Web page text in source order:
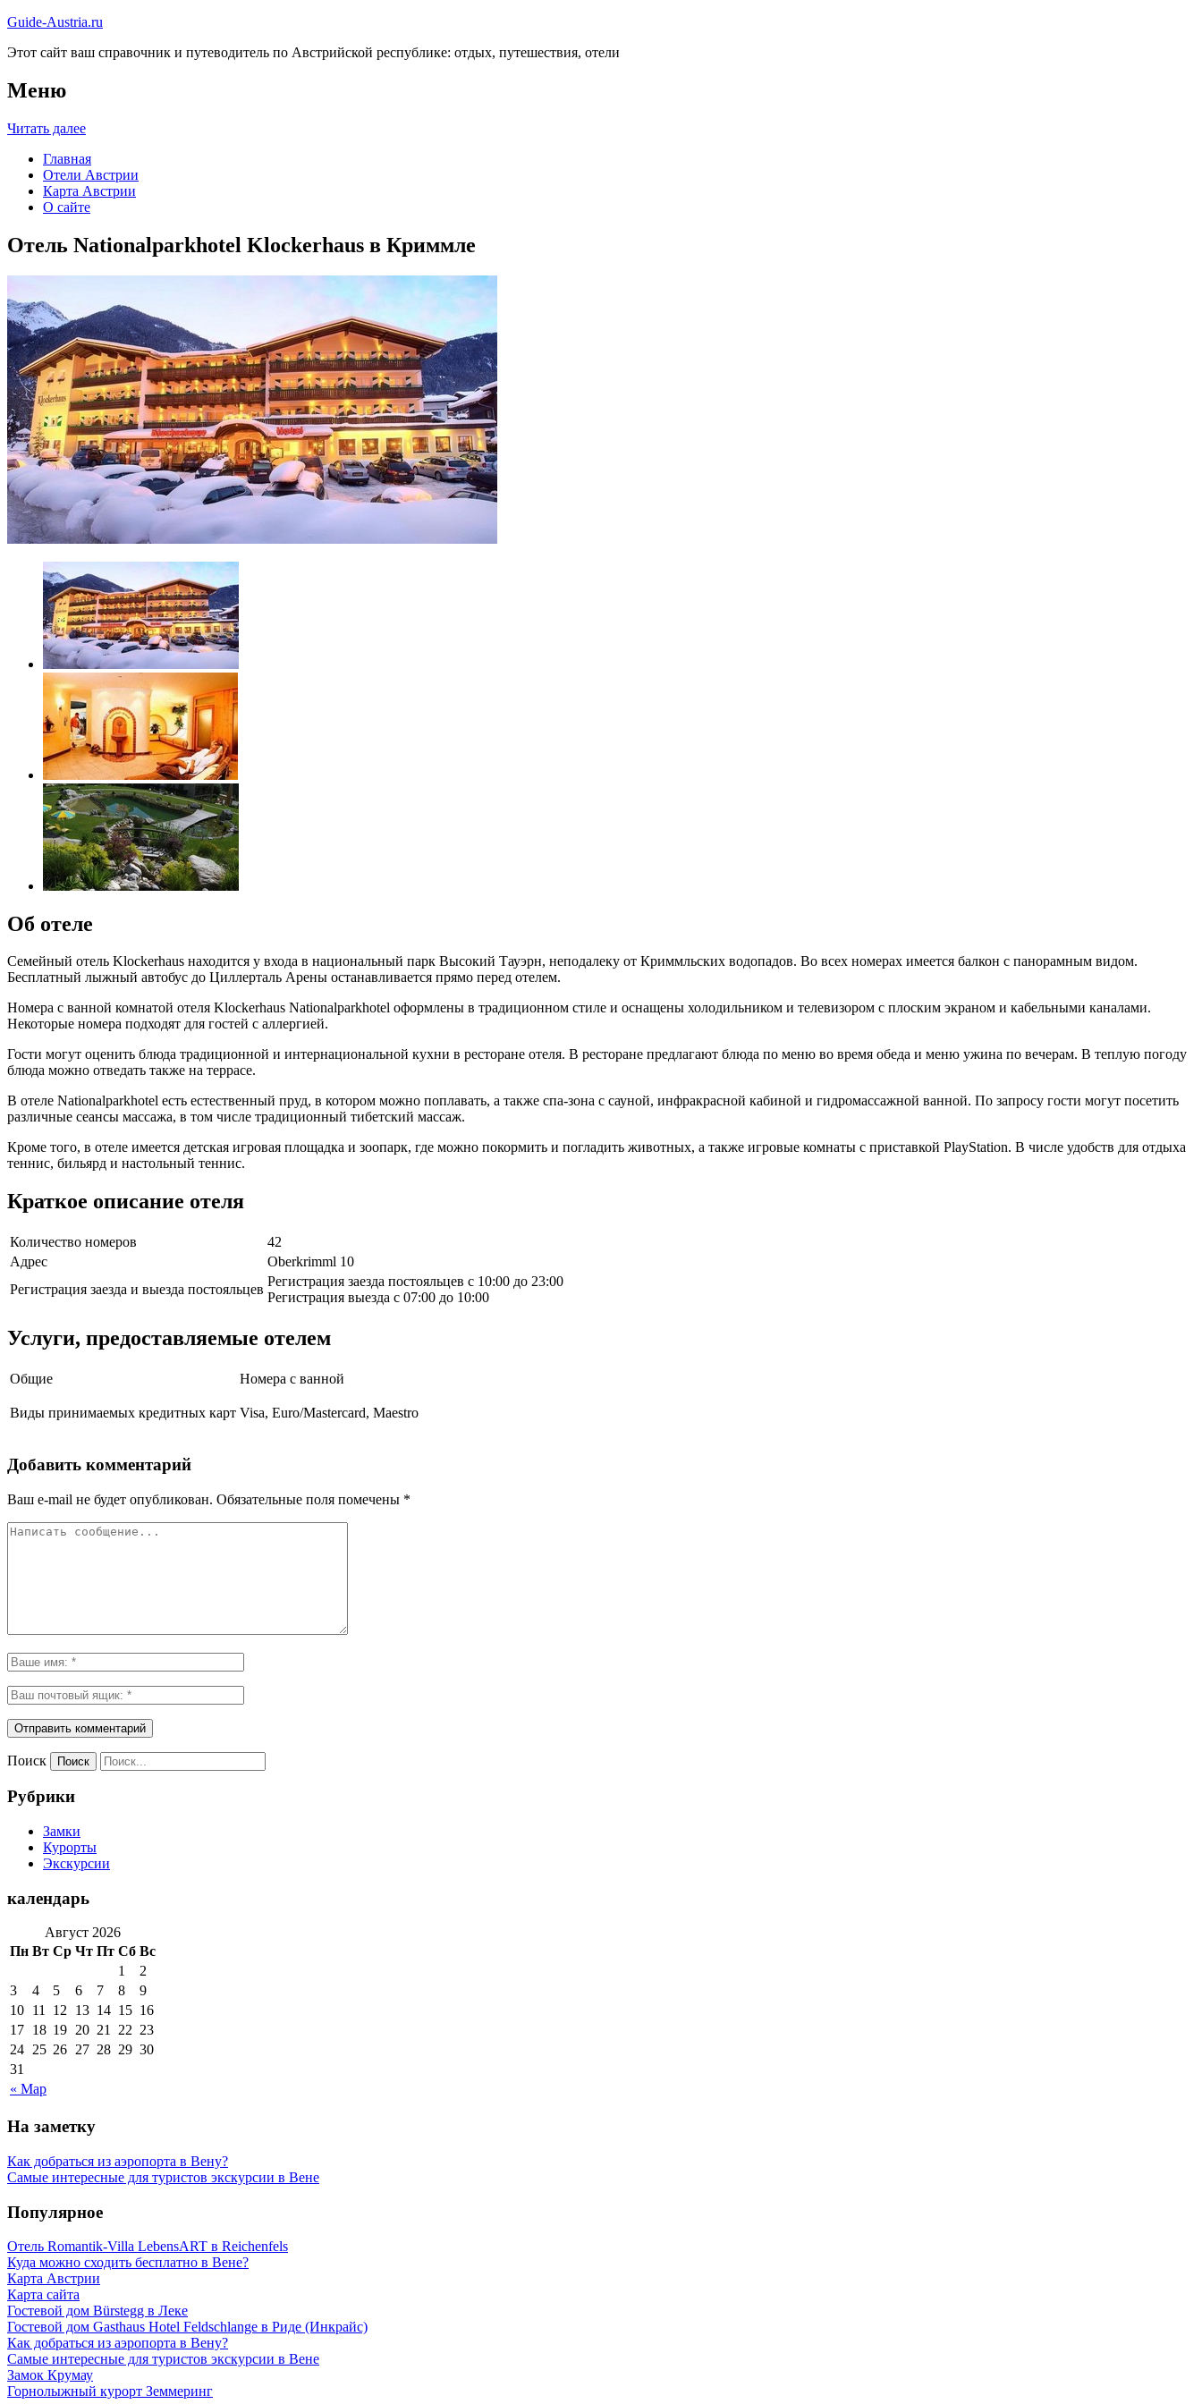
Guide-Austria.ru
Этот сайт ваш справочник и путеводитель по Австрийской республике: отдых, путешествия, отели
Меню
Читать далее
Главная
Отели Австрии
Карта Австрии
О сайте
Отель Nationalparkhotel Klockerhaus в Криммле
Об отеле
Семейный отель Klockerhaus находится у входа в национальный парк Высокий Тауэрн, неподалеку от Криммльских водопадов. Во всех номерах имеется балкон с панорамным видом.
Бесплатный лыжный автобус до Циллерталь Арены останавливается прямо перед отелем.
Номера с ванной комнатой отеля Klockerhaus Nationalparkhotel оформлены в традиционном стиле и оснащены холодильником и телевизором с плоским экраном и кабельными каналами.
Некоторые номера подходят для гостей с аллергией.
Гости могут оценить блюда традиционной и интернациональной кухни в ресторане отеля. В ресторане предлагают блюда по меню во время обеда и меню ужина по вечерам. В теплую погоду
блюда можно отведать также на террасе.
В отеле Nationalparkhotel есть естественный пруд, в котором можно поплавать, а также спа-зона с сауной, инфракрасной кабиной и гидромассажной ванной. По запросу гости могут посетить
различные сеансы массажа, в том числе традиционный тибетский массаж.
Кроме того, в отеле имеется детская игровая площадка и зоопарк, где можно покормить и погладить животных, а также игровые комнаты с приставкой PlayStation. В числе удобств для отдыха
теннис, бильярд и настольный теннис.
Краткое описание отеля
Количество номеров
42
Адрес
Oberkrimml 10
Регистрация заезда и выезда постояльцев
Регистрация заезда постояльцев с 10:00 до 23:00
Регистрация выезда с 07:00 до 10:00
Услуги, предоставляемые отелем
Общие Номера с ванной
Виды принимаемых кредитных карт Visa, Euro/Mastercard, Maestro
Добавить комментарий
Ваш e-mail не будет опубликован. Обязательные поля помечены *
Поиск
Рубрики
Замки
Курорты
Экскурсии
календарь
Август 2026
Пн Вт Ср Чт Пт Сб Вс
« Мар
1
2
3
4 5 6 7 8
9
10 11 12 13 14 15 16
17 18 19 20 21 22 23
24 25 26 27 28 29 30
31
На заметку
Как добраться из аэропорта в Вену?
Самые интересные для туристов экскурсии в Вене
Популярное
Отель Romantik-Villa LebensART в Reichenfels
Куда можно сходить бесплатно в Вене?
Карта Австрии
Карта сайта
Гостевой дом Bürstegg в Леке
Гостевой дом Gasthaus Hotel Feldschlange в Риде (Инкрайс)
Как добраться из аэропорта в Вену?
Самые интересные для туристов экскурсии в Вене
Замок Крумау
Горнолыжный курорт Земмеринг